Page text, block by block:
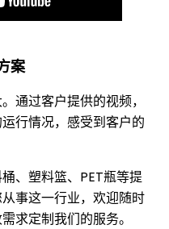
案
通过客户提供的视频，
行情况，感受到客户的
、塑料篮、 PET瓶等提
事这一行业，欢迎随时
求定制我们的服务。